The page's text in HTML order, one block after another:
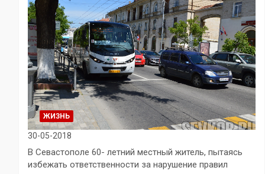
ЖИЗНЬ
30-05-2018
В Севастополе 60- летний местный житель, пытаясь
избежать ответственности за нарушение правил